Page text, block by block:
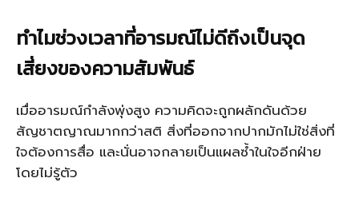
ทำไมช่วงเวลาที่อารมณ์ไม่ดีถึงเป็นจุด
เสี่ยงของความสัมพันธ์
เมื่ออารมณ์กำลังพุ่งสูง ความคิดจะถูกผลักดันด้วย
สัญชาตญาณมากกว่าสติ สิ่งที่ออกจากปากมักไม่ใช่สิ่งที่
ใจต้องการสื่อ และนั่นอาจกลายเป็นแผลซ้ำในใจอีกฝ่าย
โดยไม่รู้ตัว